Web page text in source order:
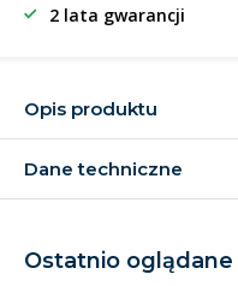
2 lata gwarancji
Opis produktu
Dane techniczne
Ostatnio oglądane